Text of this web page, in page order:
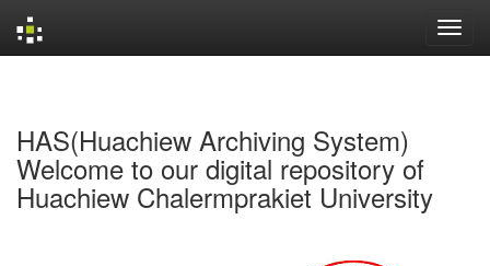
HAS(Huachiew Archiving System)
Welcome to our digital repository of
Huachiew Chalermprakiet University